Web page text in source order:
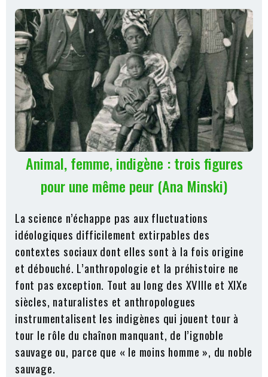
Animal, femme, indigène : trois figures
pour une même peur (Ana Minski)
La science n’échappe pas aux fluctuations
idéologiques difficilement extirpables des
contextes sociaux dont elles sont à la fois origine
et débouché. L’anthropologie et la préhistoire ne
font pas exception. Tout au long des XVIIIe et XIXe
siècles, naturalistes et anthropologues
instrumentalisent les indigènes qui jouent tour à
tour le rôle du chaînon manquant, de l’ignoble
sauvage ou, parce que « le moins homme », du noble
sauvage.